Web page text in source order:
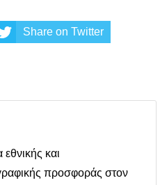
Share on Twitter
εθνικής και
προσφοράς στον